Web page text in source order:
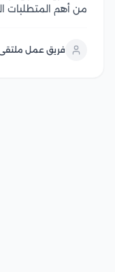
من أهم المتطلبات
الشهادة، واستيفاء
فريق عمل ملتقى